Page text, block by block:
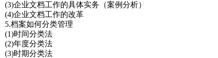
(3)企业文档工作的具体实务（案例分析）
(4)企业文档工作的改革
5.档案如何分类管理
(1)时间分类法
(2)年度分类法
(3)时期分类法